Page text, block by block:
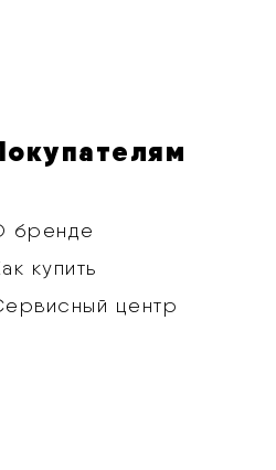
бренде
купить
центр